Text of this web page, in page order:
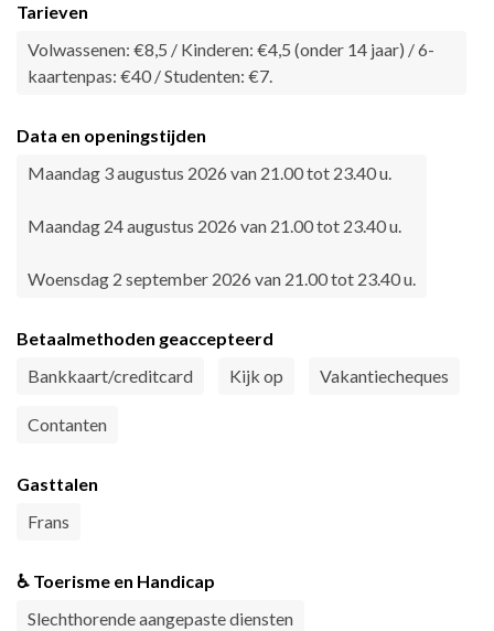
Tarieven
Volwassenen: €8,5 / Kinderen: €4,5 (onder 14 jaar) / 6-
kaartenpas: €40 / Studenten: €7.
Data en openingstijden
Maandag 3 augustus 2026 van 21.00 tot 23.40 u.
Maandag 24 augustus 2026 van 21.00 tot 23.40 u.
Woensdag 2 september 2026 van 21.00 tot 23.40 u.
Betaalmethoden geaccepteerd
Bankkaart/creditcard
Kijk op Vakantiecheques
Contanten
Gasttalen
Frans
♿ Toerisme en Handicap
Slechthorende aangepaste diensten